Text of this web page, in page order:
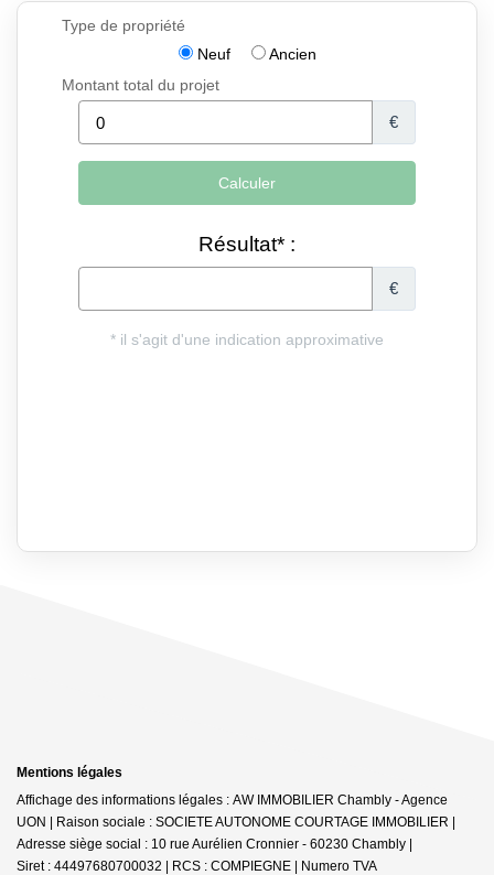
Mentions légales
Affichage des informations légales : AW IMMOBILIER Chambly - Agence
UON | Raison sociale : SOCIETE AUTONOME COURTAGE IMMOBILIER |
Adresse siège social : 10 rue Aurélien Cronnier - 60230 Chambly |
Siret : 44497680700032 | RCS : COMPIEGNE | Numero TVA